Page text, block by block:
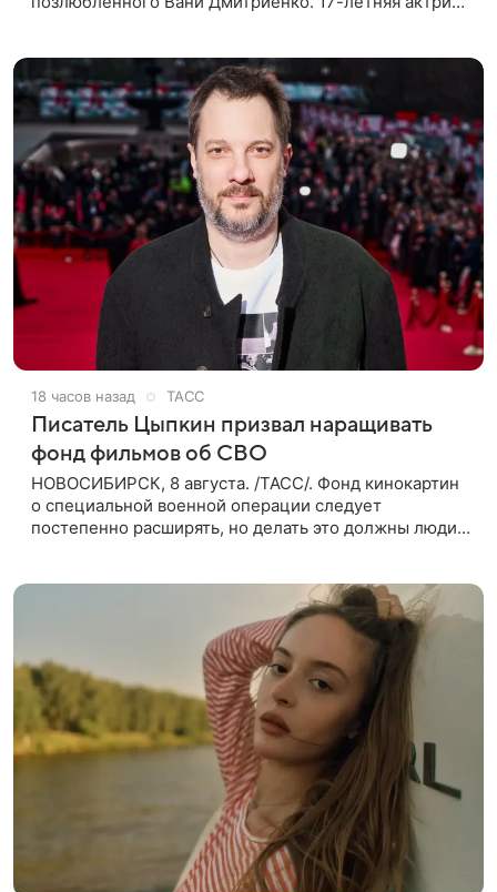
18 часов назад ТАСС
Писатель Цыпкин призвал наращивать
фонд фильмов об СВО
НОВОСИБИРСК, 8 августа. /ТАСС/. Фонд кинокартин
о специальной военной операции следует
постепенно расширять, но делать это должны люди,